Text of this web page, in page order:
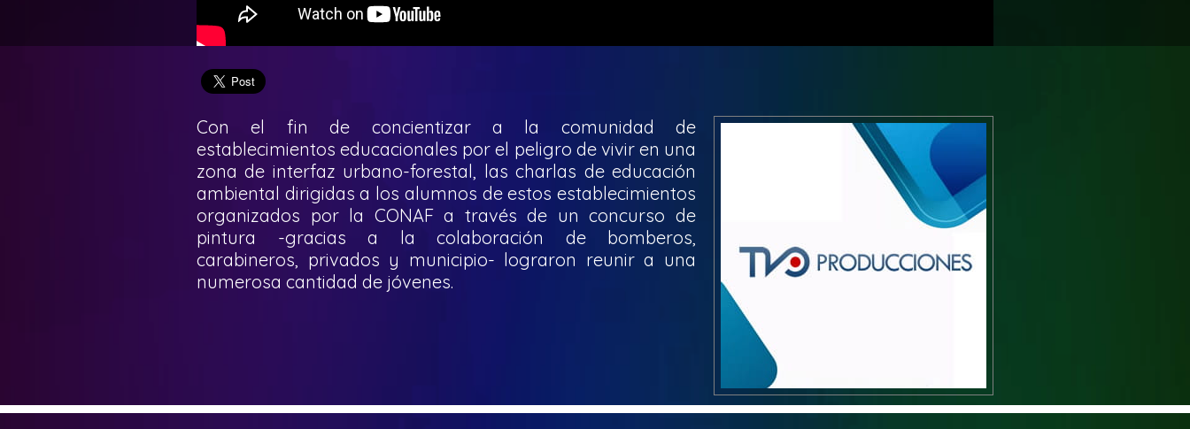
Con el fin de concientizar a la comunidad de
establecimientos educacionales por el peligro de vivir en una
zona de interfaz urbano-forestal, las charlas de educación
ambiental dirigidas a los alumnos de estos establecimientos
organizados por la CONAF a través de un concurso de
pintura -gracias a la colaboración de bomberos,
carabineros, privados y municipio- lograron reunir a una
numerosa cantidad de jóvenes.